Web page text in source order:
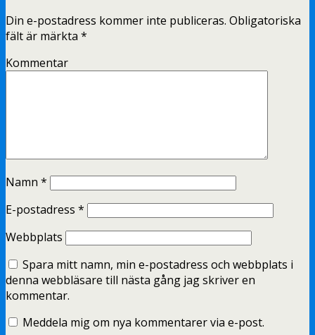
Din e-postadress kommer inte publiceras. Obligatoriska
fält är märkta *
Kommentar
Namn *
E-postadress *
Webbplats
Spara mitt namn, min e-postadress och webbplats i
denna webbläsare till nästa gång jag skriver en
kommentar.
Meddela mig om nya kommentarer via e-post.